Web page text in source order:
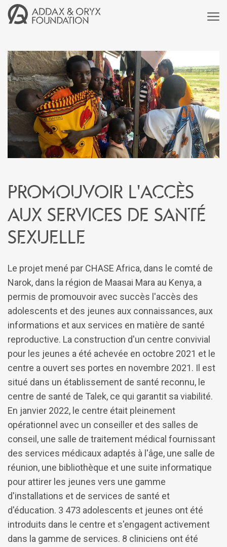
Promouvoir l'accès
aux services de santé
sexuelle
Le projet mené par CHASE Africa, dans le comté de
Narok, dans la région de Maasai Mara au Kenya, a
permis de promouvoir avec succès l'accès des
adolescents et des jeunes aux connaissances, aux
informations et aux services en matière de santé
reproductive. La construction d'un centre convivial
pour les jeunes a été achevée en octobre 2021 et le
centre a ouvert ses portes en novembre 2021. Il est
situé dans un établissement de santé reconnu, le
centre de santé de Talek, ce qui garantit sa viabilité.
En janvier 2022, le centre était pleinement
opérationnel avec un conseiller et des salles de
conseil, une salle de traitement médical fournissant
des services médicaux adaptés à l'âge, une salle de
réunion, une bibliothèque et une suite informatique
pour attirer les jeunes vers une gamme
d'installations et de services de santé et
d'éducation. 3 473 adolescents et jeunes ont été
introduits dans le centre et s'engagent activement
dans la gamme de services. 8 cliniciens ont été